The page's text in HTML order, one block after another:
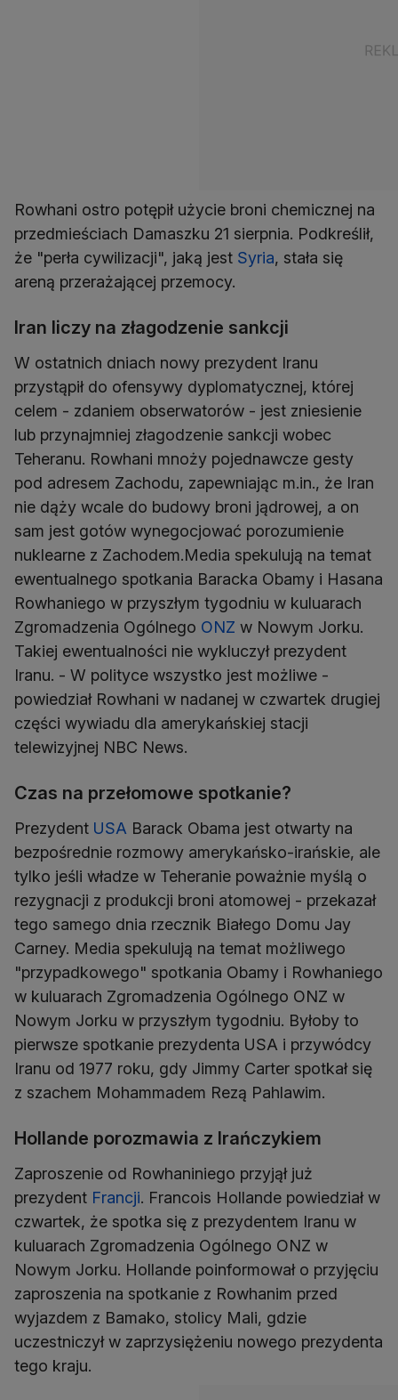
Rowhani ostro potępił użycie broni chemicznej na
przedmieściach Damaszku 21 sierpnia. Podkreślił,
że "perła cywilizacji", jaką jest Syria, stała się
areną przerażającej przemocy.
Iran liczy na złagodzenie sankcji
W ostatnich dniach nowy prezydent Iranu
przystąpił do ofensywy dyplomatycznej, której
celem - zdaniem obserwatorów - jest zniesienie
lub przynajmniej złagodzenie sankcji wobec
Teheranu. Rowhani mnoży pojednawcze gesty
pod adresem Zachodu, zapewniając m.in., że Iran
nie dąży wcale do budowy broni jądrowej, a on
sam jest gotów wynegocjować porozumienie
nuklearne z Zachodem.Media spekulują na temat
ewentualnego spotkania Baracka Obamy i Hasana
Rowhaniego w przyszłym tygodniu w kuluarach
Zgromadzenia Ogólnego ONZ w Nowym Jorku.
Takiej ewentualności nie wykluczył prezydent
Iranu. - W polityce wszystko jest możliwe -
powiedział Rowhani w nadanej w czwartek drugiej
części wywiadu dla amerykańskiej stacji
telewizyjnej NBC News.
Czas na przełomowe spotkanie?
Prezydent USA Barack Obama jest otwarty na
bezpośrednie rozmowy amerykańsko-irańskie, ale
tylko jeśli władze w Teheranie poważnie myślą o
rezygnacji z produkcji broni atomowej - przekazał
tego samego dnia rzecznik Białego Domu Jay
Carney. Media spekulują na temat możliwego
"przypadkowego" spotkania Obamy i Rowhaniego
w kuluarach Zgromadzenia Ogólnego ONZ w
Nowym Jorku w przyszłym tygodniu. Byłoby to
pierwsze spotkanie prezydenta USA i przywódcy
Iranu od 1977 roku, gdy Jimmy Carter spotkał się
z szachem Mohammadem Rezą Pahlawim.
Hollande porozmawia z Irańczykiem
Zaproszenie od Rowhaniniego przyjął już
prezydent Francji. Francois Hollande powiedział w
czwartek, że spotka się z prezydentem Iranu w
kuluarach Zgromadzenia Ogólnego ONZ w
Nowym Jorku. Hollande poinformował o przyjęciu
zaproszenia na spotkanie z Rowhanim przed
wyjazdem z Bamako, stolicy Mali, gdzie
uczestniczył w zaprzysiężeniu nowego prezydenta
tego kraju.